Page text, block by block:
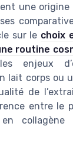
une
sur le choix
routine
enjeux
lait corps ou
de
entre le